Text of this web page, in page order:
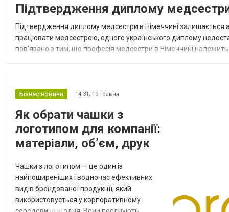
враження клієнта про бренд і допомагає
виділитися серед конкурентів. На які
характерист...
Підтвердження диплому
Підтвердження диплому медсестри в Німеччині
працювати медсестрою, одного українського диплому
пов’язано з тим, що професія медсестри в Німеччині
Бізнес новини 14:31, 19 травня
Як обрати чашки з
логотипом для компанії:
матеріали, об’єм, друк
Чашки з логотипом — це один із
найпоширеніших і водночас ефективних
видів брендованої продукції, який
використовується у корпоративному